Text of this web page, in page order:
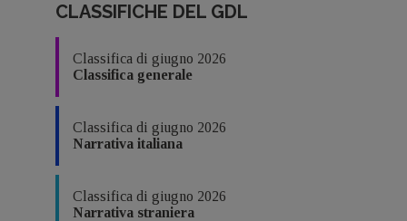
CLASSIFICHE DEL GDL
Classifica di giugno 2026
Classifica generale
Classifica di giugno 2026
Narrativa italiana
Classifica di giugno 2026
Narrativa straniera